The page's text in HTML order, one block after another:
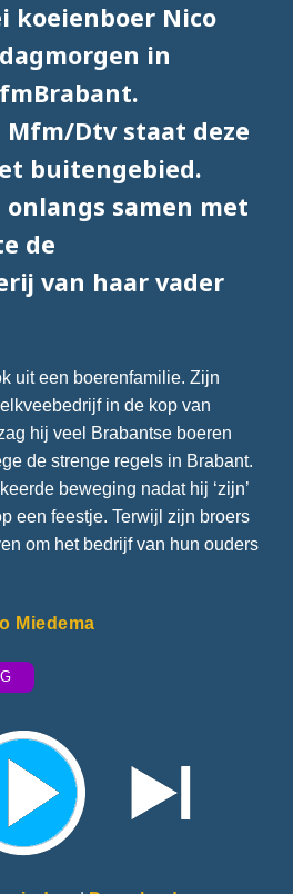
koeienboer Nico
in
Mfm/Dtv staat deze
buitengebied.
onlangs samen met
de
van haar vader
uit een boerenfamilie. Zijn
in de kop van
hij veel Brabantse boeren
de strenge regels in Brabant.
beweging nadat hij ‘zijn’
een feestje. Terwijl zijn broers
om het bedrijf van hun ouders
Miedema
“BRABANT
TE
VEEHOUDERS”